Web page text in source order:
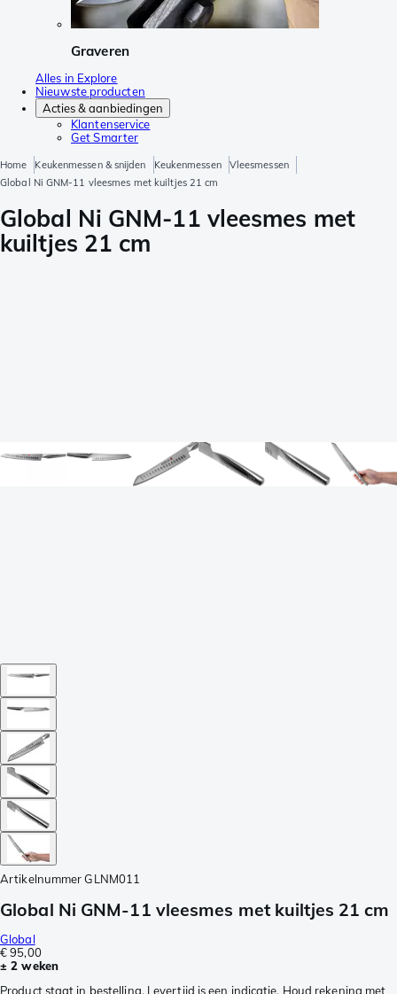
Graveren
Alles in Explore
Nieuwste producten
Acties & aanbiedingen
Klantenservice
Get Smarter
Home Keukenmessen & snijden Keukenmessen
Vleesmessen
Global Ni GNM-11 vleesmes met kuiltjes 21 cm
Global Ni GNM-11 vleesmes met
kuiltjes 21 cm
Artikelnummer GLNM011
Global Ni GNM-11 vleesmes met kuiltjes 21 cm
Global
€ 95,00
± 2 weken
Product staat in bestelling. Levertijd is een indicatie. Houd rekening met